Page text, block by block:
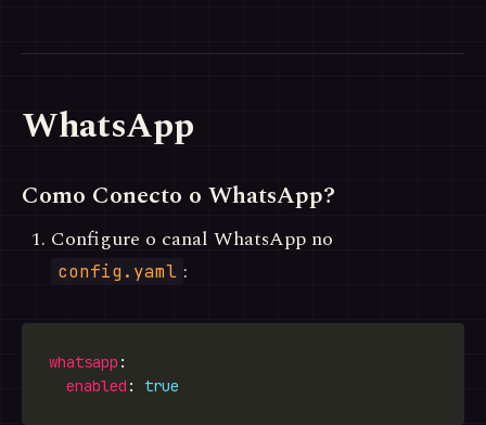
WhatsApp
Como Conecto o WhatsApp?
Configure o canal WhatsApp no
config.yaml :
whatsapp
enabled : true